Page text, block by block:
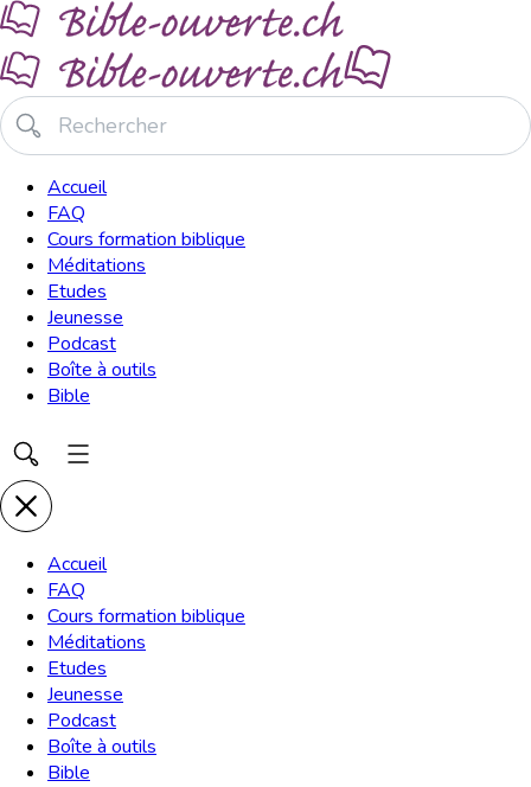
Accueil
FAQ
Cours formation biblique
Méditations
Etudes
Jeunesse
Podcast
Boîte à outils
Bible
Accueil
FAQ
Cours formation biblique
Méditations
Etudes
Jeunesse
Podcast
Boîte à outils
Bible